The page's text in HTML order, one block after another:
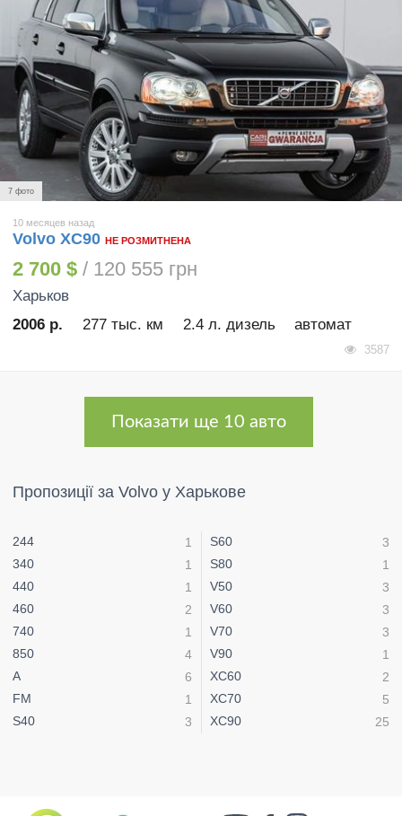
7 фото
10 месяцев назад
Volvo XC90 НЕ РОЗМИТНЕНА
2 700 $ / 120 555 грн
Харьков
2006 р.
277 тыс. км 2.4 л. дизель автомат
3587
Показати ще 10 авто
Пропозиції за Volvo у Харькове
244
1
340
1
440
1
460
2
740
1
850
4
A
6
FM
1
S40
3
S60
3
S80
1
V50
3
V60
3
V70
3
V90
1
XC60
2
XC70
5
XC90
25